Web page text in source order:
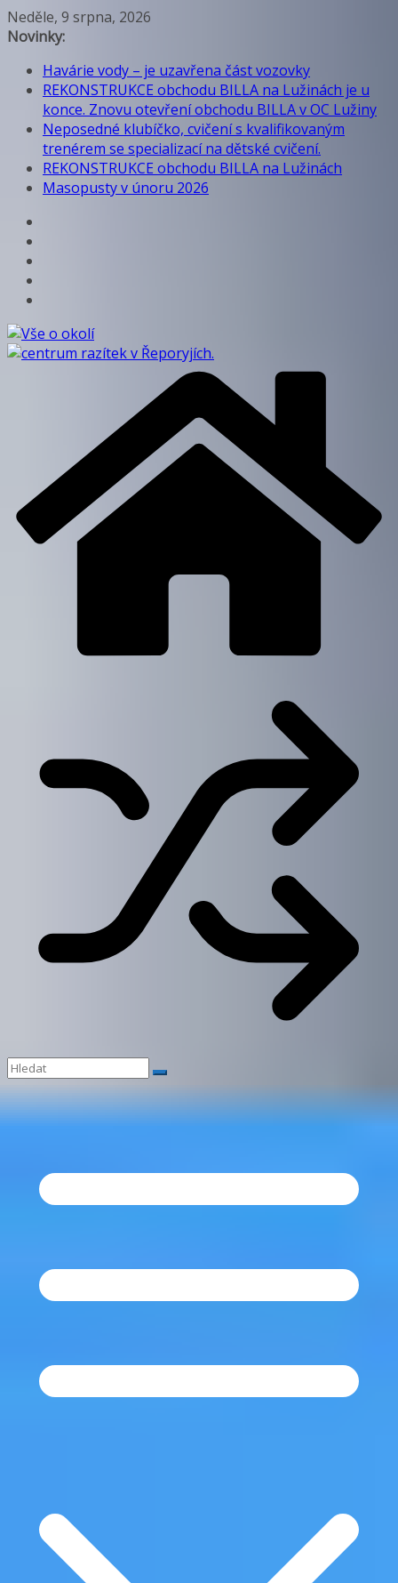
Přeskočit
na
Neděle, 9 srpna, 2026
Novinky:
Havárie vody – je uzavřena část vozovky
REKONSTRUKCE obchodu BILLA na Lužinách je u
konce. Znovu otevření obchodu BILLA v OC Lužiny
Neposedné klubíčko, cvičení s kvalifikovaným
trenérem se specializací na dětské cvičení.
REKONSTRUKCE obchodu BILLA na Lužinách
Masopusty v únoru 2026